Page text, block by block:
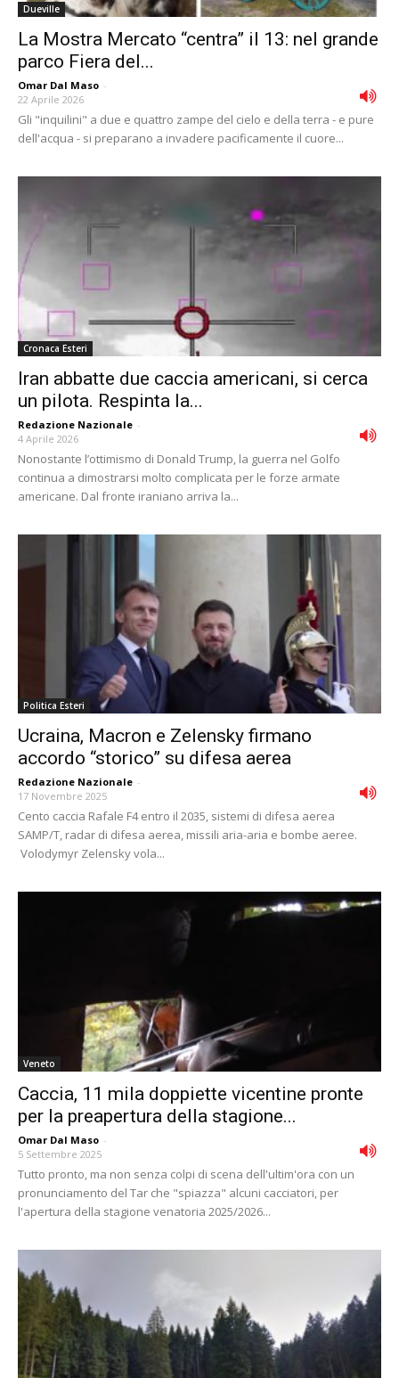
Dueville
La Mostra Mercato “centra” il 13: nel grande
parco Fiera del...
Omar Dal Maso -
22 Aprile 2026
Gli "inquilini" a due e quattro zampe del cielo e della terra - e pure
dell'acqua - si preparano a invadere pacificamente il cuore...
Cronaca Esteri
Iran abbatte due caccia americani, si cerca
un pilota. Respinta la...
Redazione Nazionale -
4 Aprile 2026
Nonostante l’ottimismo di Donald Trump, la guerra nel Golfo
continua a dimostrarsi molto complicata per le forze armate
americane. Dal fronte iraniano arriva la...
Politica Esteri
Ucraina, Macron e Zelensky firmano
accordo “storico” su difesa aerea
Redazione Nazionale -
17 Novembre 2025
Cento caccia Rafale F4 entro il 2035, sistemi di difesa aerea
SAMP/T, radar di difesa aerea, missili aria-aria e bombe aeree.
Volodymyr Zelensky vola...
Veneto
Caccia, 11 mila doppiette vicentine pronte
per la preapertura della stagione...
Omar Dal Maso -
5 Settembre 2025
Tutto pronto, ma non senza colpi di scena dell'ultim'ora con un
pronunciamento del Tar che "spiazza" alcuni cacciatori, per
l'apertura della stagione venatoria 2025/2026...